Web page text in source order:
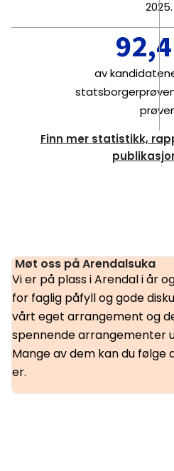
2025.
av
Finn mer statistikk,
Møt oss på Arendalsuka
Vi er på plass i Arendal i år
for faglig påfyll og gode
vårt eget arrangement og
spennende arrangementer
Mange av dem kan du følge
er.